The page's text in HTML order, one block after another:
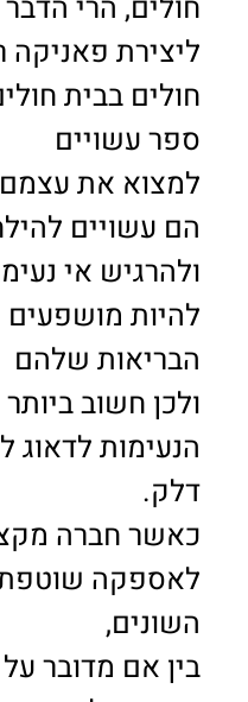
חולים, הרי
ליצירת פאניקה
חולים בבית
ספר עשויים
למצוא את
הם עשויים
ולהרגיש אי
להיות
הבריאות שלהם
ולכן חשוב
הנעימות
דלק.
כאשר חברה
לאספקה
השונים,
בין אם מדובר